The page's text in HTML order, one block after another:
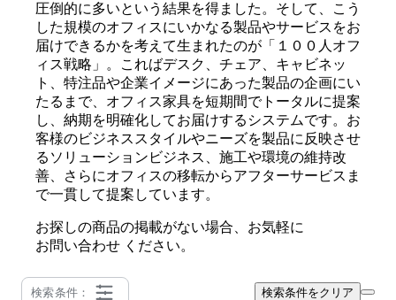
圧倒的に多いという結果を得ました。そして、こう
した規模のオフィスにいかなる製品やサービスをお
届けできるかを考えて生まれたのが「１００人オフ
ィス戦略」。こればデスク、チェア、キャビネッ
ト、特注品や企業イメージにあった製品の企画にい
たるまで、オフィス家具を短期間でトータルに提案
し、納期を明確化してお届けするシステムです。お
客様のビジネススタイルやニーズを製品に反映させ
るソリューションビジネス、施工や環境の維持改
善、さらにオフィスの移転からアフターサービスま
で一貫して提案しています。
お探しの商品の掲載がない場合、お気軽に
お問い合わせ ください。
検索条件： 検索条件をクリア